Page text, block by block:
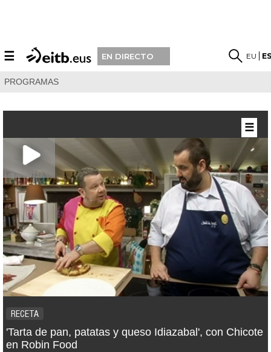
☰ EN DIRECTO EU
PROGRAMAS
RECETA
'Tarta de pan, patatas y queso Idiazabal', con Chicote
en Robin Food
☰